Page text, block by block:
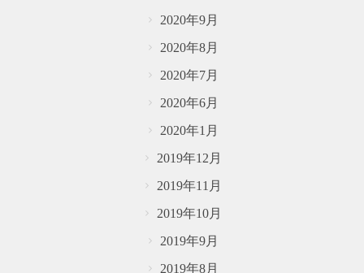
2020年9月
2020年8月
2020年7月
2020年6月
2020年1月
2019年12月
2019年11月
2019年10月
2019年9月
2019年8月